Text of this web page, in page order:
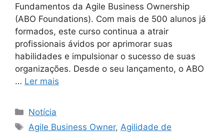
Fundamentos da Agile Business Ownership
(ABO Foundations). Com mais de 500 alunos já
formados, este curso continua a atrair
profissionais ávidos por aprimorar suas
habilidades e impulsionar o sucesso de suas
organizações. Desde o seu lançamento, o ABO
… Ler mais
Notícia
Agile Business Owner,Agilidade de